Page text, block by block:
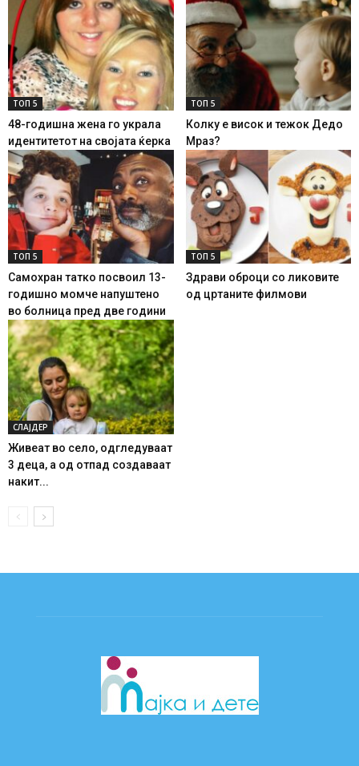
ТОП 5
48-годишна жена го украла
идентитетот на својата ќерка
ТОП 5
Колку е висок и тежок Дедо
Мраз?
ТОП 5
Самохран татко посвоил 13-
годишно момче напуштено
во болница пред две години
ТОП 5
Здрави оброци со ликовите
од цртаните филмови
СЛАЈДЕР
Живеат во село, одгледуваат
3 деца, а од отпад создаваат
накит...